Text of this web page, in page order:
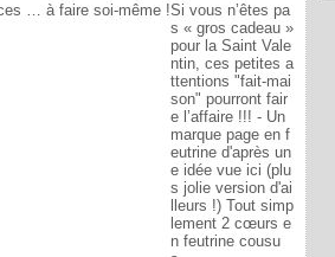
Si vous n’êtes pa
s « gros cadeau »
pour la Saint Vale
ntin, ces petites a
ttentions "fait-mai
son" pourront fair
e l’affaire !!! - Un
marque page en f
eutrine d'après un
e idée vue ici (plu
s jolie version d'ai
lleurs !) Tout simp
lement 2 cœurs e
n feutrine cousu